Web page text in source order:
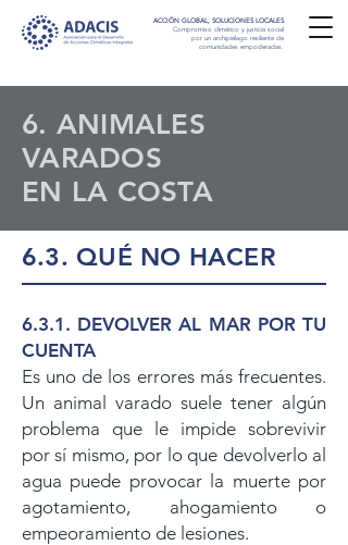
ACCIÓN GLOBAL, SOLUCIONES LOCALES
Compromiso climático y justicia social
por un archipiélago resiliente de
comunidades empoderadas.
6. ANIMALES
VARADOS
EN LA COSTA
6.3. QUÉ NO HACER
6.3.1. DEVOLVER AL MAR POR TU
CUENTA
Es uno de los errores más frecuentes.
Un animal varado suele tener algún
problema que le impide sobrevivir
por sí mismo, por lo que devolverlo al
agua puede provocar la muerte por
agotamiento, ahogamiento o
empeoramiento de lesiones.